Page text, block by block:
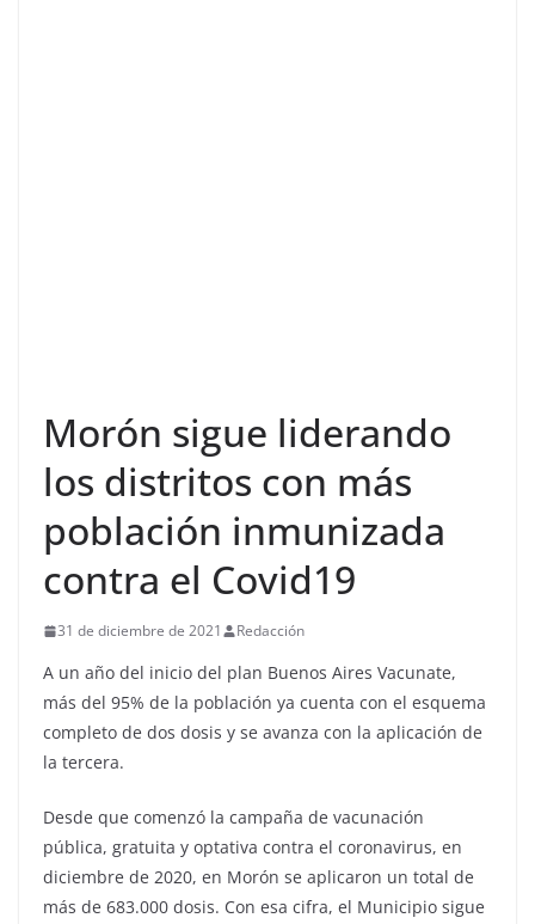
Morón sigue liderando
los distritos con más
población inmunizada
contra el Covid19
31 de diciembre de 2021 Redacción
A un año del inicio del plan Buenos Aires Vacunate,
más del 95% de la población ya cuenta con el esquema
completo de dos dosis y se avanza con la aplicación de
la tercera.
Desde que comenzó la campaña de vacunación
pública, gratuita y optativa contra el coronavirus, en
diciembre de 2020, en Morón se aplicaron un total de
más de 683.000 dosis. Con esa cifra, el Municipio sigue